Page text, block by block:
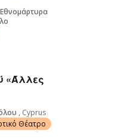
«Άλλες
, Cyprus
Θέατρο